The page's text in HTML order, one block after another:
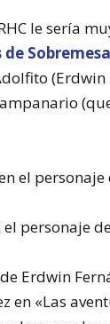
le sería
Sobremesa
personaje
Erdwin
en «Las